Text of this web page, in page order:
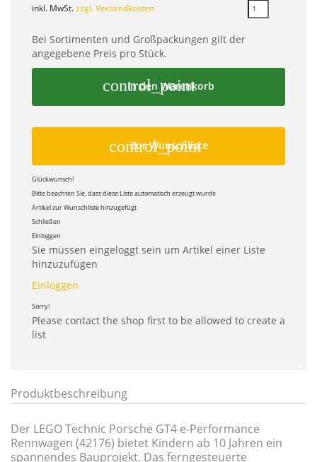
inkl. MwSt.zzgl. Versandkosten
Bei Sortimenten und Großpackungen gilt der
angegebene Preis pro Stück.
control_point
In den Warenkorb
control_point
Zur Wunschliste
Glückwunsch!
Bitte beachten Sie, dass diese Liste automatisch erzeugt wurde
Artikel zur Wunschliste hinzugefügt
Schließen
Einloggen
Sie müssen eingeloggt sein um Artikel einer Liste
hinzuzufügen
Einloggen
Sorry!
Please contact the shop first to be allowed to create a
list
Produktbeschreibung
Der LEGO Technic Porsche GT4 e-Performance
Rennwagen (42176) bietet Kindern ab 10 Jahren ein
spannendes Bauprojekt. Das ferngesteuerte